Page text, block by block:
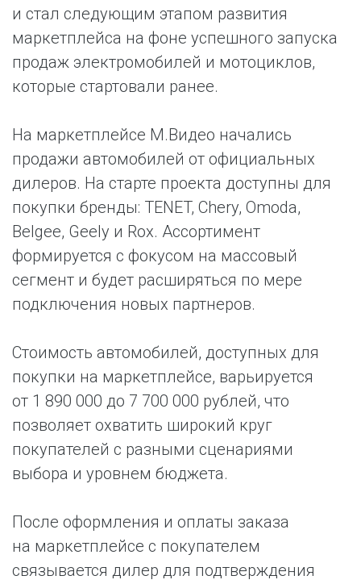
и стал следующим этапом развития
маркетплейса на фоне успешного запуска
продаж электромобилей и мотоциклов,
которые стартовали ранее.
На маркетплейсе М.Видео начались
продажи автомобилей от официальных
дилеров. На старте проекта доступны для
покупки бренды: TENET, Chery, Omoda,
Belgee, Geely и Rox. Ассортимент
формируется с фокусом на массовый
сегмент и будет расширяться по мере
подключения новых партнеров.
Стоимость автомобилей, доступных для
покупки на маркетплейсе, варьируется
от 1 890 000 до 7 700 000 рублей, что
позволяет охватить широкий круг
покупателей с разными сценариями
выбора и уровнем бюджета.
После оформления и оплаты заказа
на маркетплейсе с покупателем
связывается дилер для подтверждения